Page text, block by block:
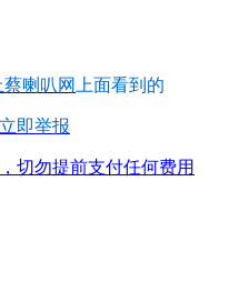
喇叭网 上面看到的
即举报
切勿提前支付任何费用